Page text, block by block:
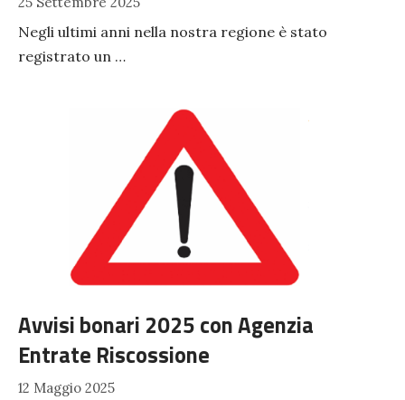
Negli ultimi anni nella nostra regione è stato
registrato un …
Avvisi bonari 2025 con Agenzia
Entrate Riscossione
12 Maggio 2025